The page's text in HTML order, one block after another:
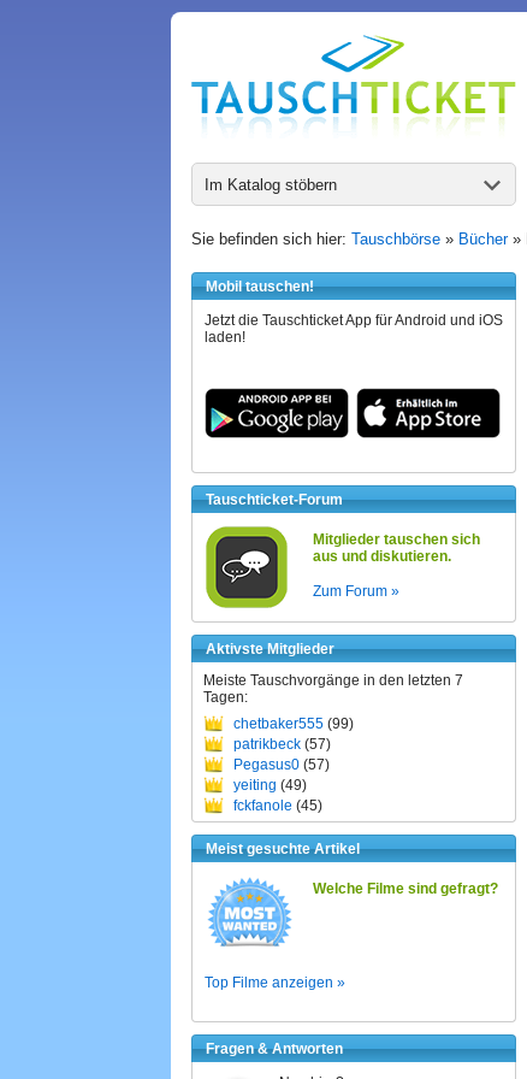
Im Katalog stöbern
Sie befinden sich hier: Tauschbörse » Bücher»
Mobil tauschen!
Jetzt die Tauschticket App für Android und iOS
laden!
Tauschticket-Forum
Mitglieder tauschen sich
aus und diskutieren.
Zum Forum »
Aktivste Mitglieder
Meiste Tauschvorgänge in den letzten 7
Tagen:
chetbaker555 (99)
patrikbeck (57)
Pegasus0 (57)
yeiting (49)
fckfanole (45)
Meist gesuchte Artikel
Welche Filme sind gefragt?
Top Filme anzeigen »
Fragen & Antworten